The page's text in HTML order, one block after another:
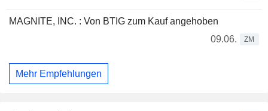
MAGNITE, INC. : Von BTIG zum Kauf angehoben
09.06.
ZM
Mehr Empfehlungen